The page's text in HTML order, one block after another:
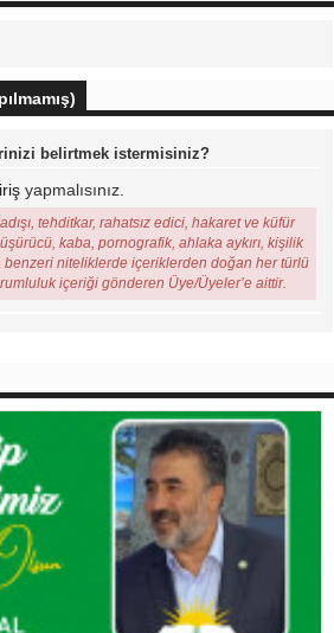
belirtmek istermisiniz?
yapmalısınız.
tehditkar, rahatsız edici, hakaret ve küfür
kaba, pornografik, ahlaka aykırı, kişilik
benzeri niteliklerde içeriklerden doğan her türlü
içeriği gönderen Üye/Üyeler’e aittir.